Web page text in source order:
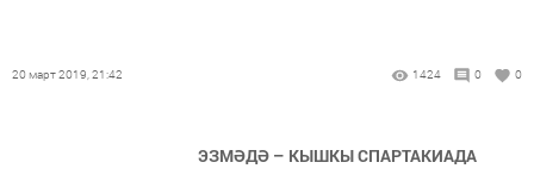
20 март 2019, 21:42 1424 0 0
ЭЗМӘДӘ – КЫШКЫ СПАРТАКИАДА